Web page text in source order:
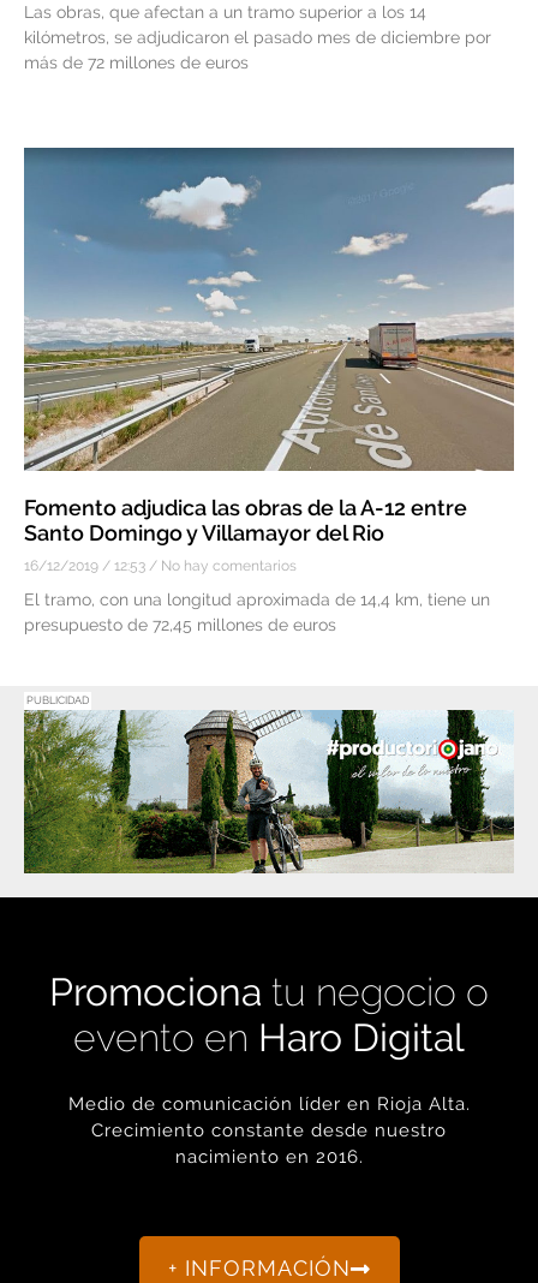
Las obras, que afectan a un tramo superior a los 14
kilómetros, se adjudicaron el pasado mes de diciembre por
más de 72 millones de euros
Fomento adjudica las obras de la A-12 entre
Santo Domingo y Villamayor del Rio
16/12/2019 12:53 No hay comentarios
El tramo, con una longitud aproximada de 14,4 km, tiene un
presupuesto de 72,45 millones de euros
PUBLICIDAD
Promociona tu negocio o
evento en Haro Digital
Medio de comunicación líder en Rioja Alta.
Crecimiento constante desde nuestro
nacimiento en 2016.
+ INFORMACIÓN